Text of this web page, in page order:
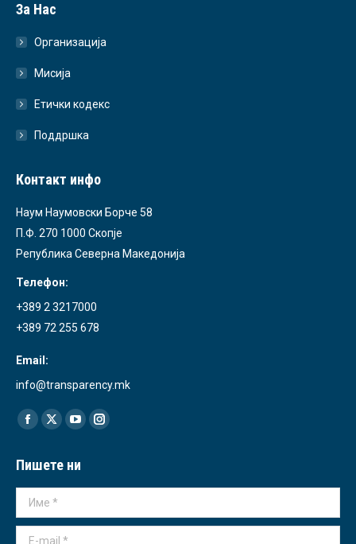
За Нас
Организација
Мисија
Етички кодекс
Поддршка
Контакт инфо
Наум Наумовски Борче 58
П.Ф. 270 1000 Скопје
Република Северна Македонија
Телефон:
+389 2 3217000
+389 72 255 678
Email:
info@transparency.mk
Find us on:
Facebook
opens
in
new
X
opens
in
YouTube
opens
in
Instagram
in
Пишете ни
Име *
E-mail *